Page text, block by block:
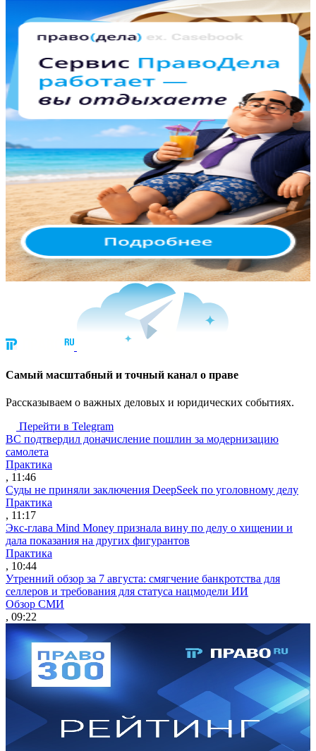
Cамый масштабный и точный канал о праве
Рассказываем о важных деловых и юридических событиях.
Перейти в Telegram
ВС подтвердил доначисление пошлин за модернизацию
самолета
Практика
, 11:46
Суды не приняли заключения DeepSeek по уголовному делу
Практика
, 11:17
Экс-глава Mind Money признала вину по делу о хищении и
дала показания на других фигурантов
Практика
, 10:44
Утренний обзор за 7 августа: смягчение банкротства для
селлеров и требования для статуса нацмодели ИИ
Обзор СМИ
, 09:22